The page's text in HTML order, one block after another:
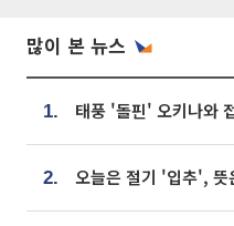
많이 본 뉴스
1.
2. 오늘은 절기 '입추', 뜻